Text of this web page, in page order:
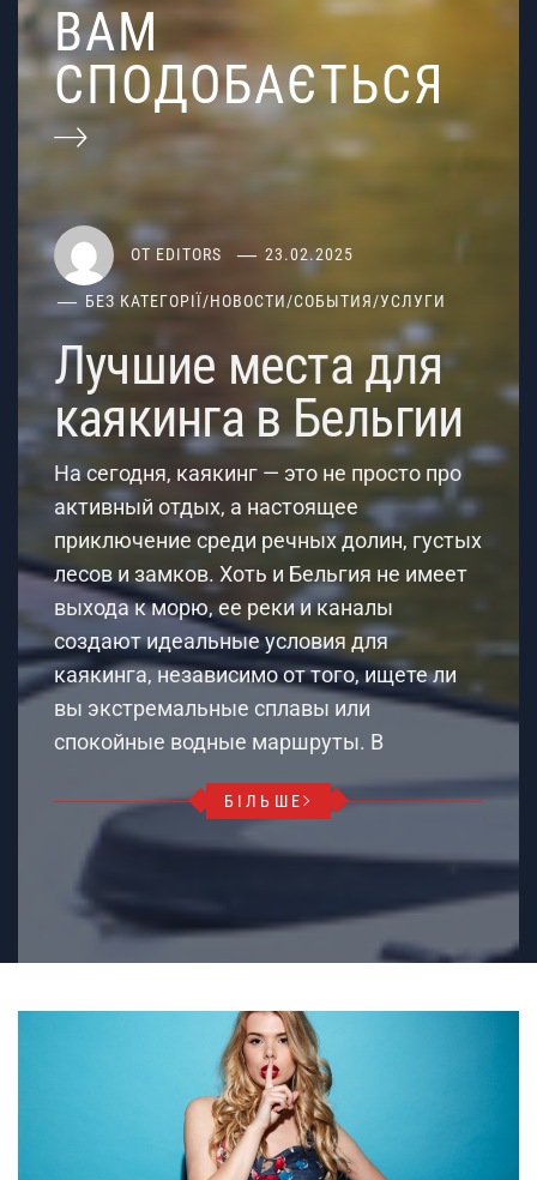
ВАМ
СПОДОБАЄТЬСЯ
ОТ EDITORS 23.02.2025
БЕЗ КАТЕГОРІЇ/НОВОСТИ/СОБЫТИЯ/УСЛУГИ
Лучшие места для
каякинга в Бельгии
На сегодня, каякинг — это не просто про
активный отдых, а настоящее
приключение среди речных долин, густых
лесов и замков. Хоть и Бельгия не имеет
выхода к морю, ее реки и каналы
создают идеальные условия для
каякинга, независимо от того, ищете ли
вы экстремальные сплавы или
спокойные водные маршруты. В
БІЛЬШЕ